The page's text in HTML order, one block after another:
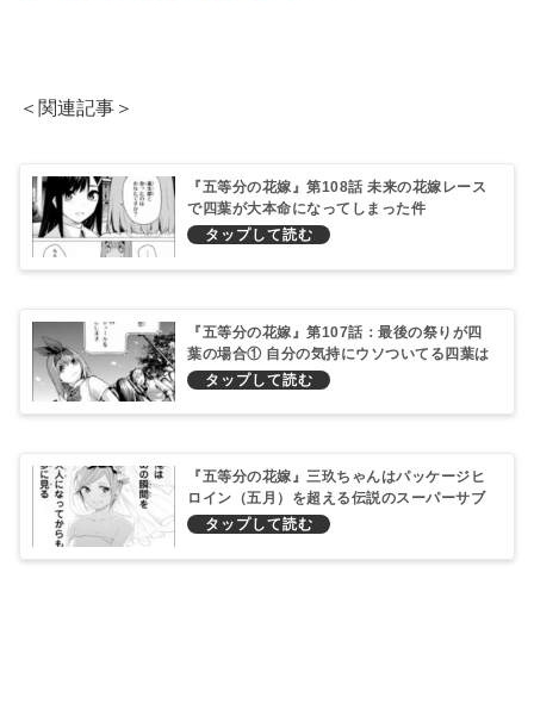
＜関連記事＞
『五等分の花嫁』第108話 未来の花嫁レース
で四葉が大本命になってしまった件
『五等分の花嫁』第107話：最後の祭りが四
葉の場合① 自分の気持にウソついてる四葉は
封印を解くのだろうか？
『五等分の花嫁』三玖ちゃんはパッケージヒ
ロイン（五月）を超える伝説のスーパーサブ
ヒロイン！